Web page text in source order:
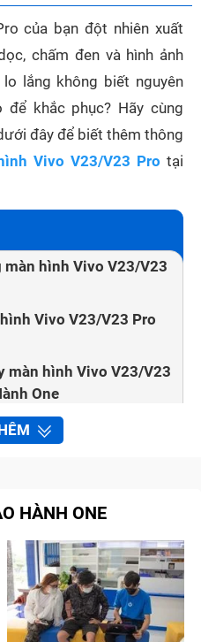
của bạn đột nhiên xuất
chấm đen và hình ảnh
lắng không biết nguyên
khắc phục? Hãy cùng
đây để biết thêm thông
Vivo V23/V23 Pro tại
màn hình Vivo V23/V23
Vivo V23/V23 Pro
màn hình Vivo V23/V23
One
HÀNH ONE